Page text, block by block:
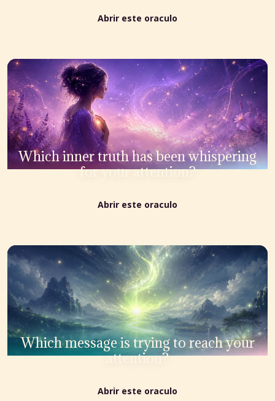
Abrir este oraculo
Which inner truth has been whispering
for your attention?
Abrir este oraculo
Which message is trying to reach your
attention?
Abrir este oraculo